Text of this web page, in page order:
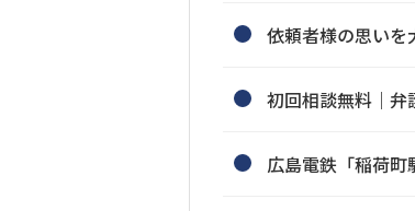
依頼者様の思いを
初回相談無料｜弁
広島電鉄「稲荷